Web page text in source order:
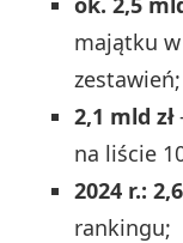
majątku
2,1 mld zł
na liście
2024 r.:
rankingu;